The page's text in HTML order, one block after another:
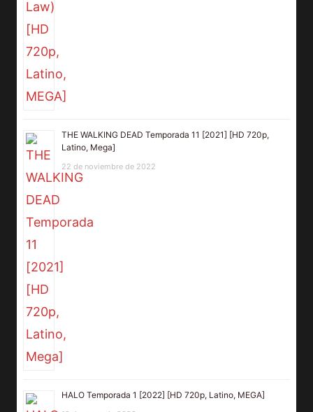
THE WALKING DEAD Temporada 11 [2021] [HD 720p,
Latino, Mega]
22 de noviembre de 2022
HALO Temporada 1 [2022] [HD 720p, Latino, MEGA]